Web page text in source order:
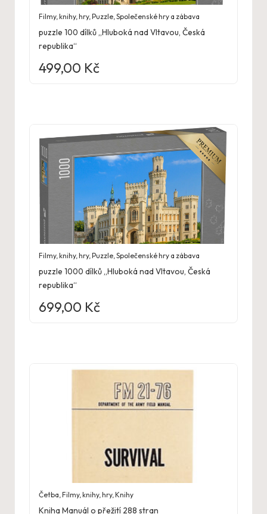
Filmy, knihy, hry,Puzzle ,Společenské hry a zábava
puzzle 100 dílků „Hluboká nad Vltavou, Česká
republika“
499,00 Kč
Filmy, knihy, hry,Puzzle,Společenské hry a zábava
puzzle 1000 dílků „Hluboká nad Vltavou, Česká
republika“
699,00 Kč
Četba,Filmy, knihy, hry,Knihy
Kniha Manuál o přežití 288 stran